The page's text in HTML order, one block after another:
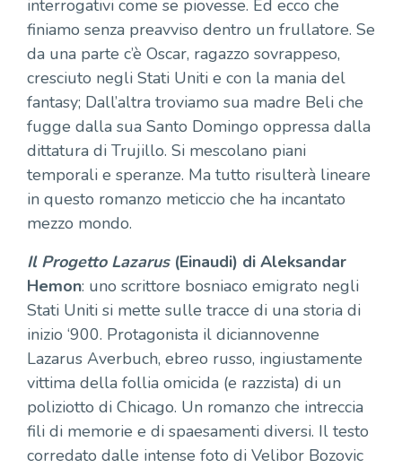
interrogativi come se piovesse. Ed ecco che
finiamo senza preavviso dentro un frullatore. Se
da una parte c’è Oscar, ragazzo sovrappeso,
cresciuto negli Stati Uniti e con la mania del
fantasy; Dall’altra troviamo sua madre Beli che
fugge dalla sua Santo Domingo oppressa dalla
dittatura di Trujillo. Si mescolano piani
temporali e speranze. Ma tutto risulterà lineare
in questo romanzo meticcio che ha incantato
mezzo mondo.
Il Progetto Lazarus(Einaudi) di Aleksandar
Hemon: uno scrittore bosniaco emigrato negli
Stati Uniti si mette sulle tracce di una storia di
inizio ‘900. Protagonista il diciannovenne
Lazarus Averbuch, ebreo russo, ingiustamente
vittima della follia omicida (e razzista) di un
poliziotto di Chicago. Un romanzo che intreccia
fili di memorie e di spaesamenti diversi. Il testo
corredato dalle intense foto di Velibor Bozovic